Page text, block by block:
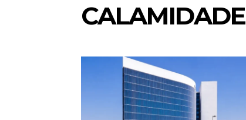
CALAMIDADE